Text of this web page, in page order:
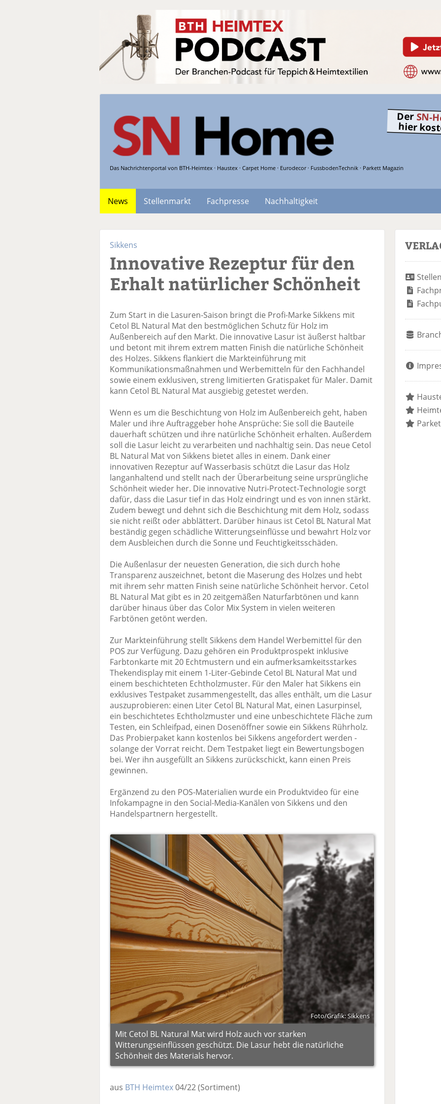
Das Nachrichtenportal von BTH-Heimtex · Haustex · Carpet Home · Eurodecor · FussbodenTechnik · Parkett Magazin
Der SN-
hier
News Stellenmarkt Fachpresse
Nachhaltigkeit
Sikkens
Innovative Rezeptur für den
Erhalt natürlicher Schönheit
Zum Start in die Lasuren-Saison bringt die Profi-Marke Sikkens mit
Cetol BL Natural Mat den bestmöglichen Schutz für Holz im
Außenbereich auf den Markt. Die innovative Lasur ist äußerst haltbar
und betont mit ihrem extrem matten Finish die natürliche Schönheit
des Holzes. Sikkens flankiert die Markteinführung mit
Kommunikationsmaßnahmen und Werbemitteln für den Fachhandel
sowie einem exklusiven, streng limitierten Gratispaket für Maler. Damit
kann Cetol BL Natural Mat ausgiebig getestet werden.
Wenn es um die Beschichtung von Holz im Außenbereich geht, haben
Maler und ihre Auftraggeber hohe Ansprüche: Sie soll die Bauteile
dauerhaft schützen und ihre natürliche Schönheit erhalten. Außerdem
soll die Lasur leicht zu verarbeiten und nachhaltig sein. Das neue Cetol
BL Natural Mat von Sikkens bietet alles in einem. Dank einer
innovativen Rezeptur auf Wasserbasis schützt die Lasur das Holz
langanhaltend und stellt nach der Überarbeitung seine ursprüngliche
Schönheit wieder her. Die innovative Nutri-Protect-Technologie sorgt
dafür, dass die Lasur tief in das Holz eindringt und es von innen stärkt.
Zudem bewegt und dehnt sich die Beschichtung mit dem Holz, sodass
sie nicht reißt oder abblättert. Darüber hinaus ist Cetol BL Natural Mat
beständig gegen schädliche Witterungseinflüsse und bewahrt Holz vor
dem Ausbleichen durch die Sonne und Feuchtigkeitsschäden.
Die Außenlasur der neuesten Generation, die sich durch hohe
Transparenz auszeichnet, betont die Maserung des Holzes und hebt
mit ihrem sehr matten Finish seine natürliche Schönheit hervor. Cetol
BL Natural Mat gibt es in 20 zeitgemäßen Naturfarbtönen und kann
darüber hinaus über das Color Mix System in vielen weiteren
Farbtönen getönt werden.
Zur Markteinführung stellt Sikkens dem Handel Werbemittel für den
POS zur Verfügung. Dazu gehören ein Produktprospekt inklusive
Farbtonkarte mit 20 Echtmustern und ein aufmerksamkeitsstarkes
Thekendisplay mit einem 1-Liter-Gebinde Cetol BL Natural Mat und
einem beschichteten Echtholzmuster. Für den Maler hat Sikkens ein
exklusives Testpaket zusammengestellt, das alles enthält, um die Lasur
auszuprobieren: einen Liter Cetol BL Natural Mat, einen Lasurpinsel,
ein beschichtetes Echtholzmuster und eine unbeschichtete Fläche zum
Testen, ein Schleifpad, einen Dosenöffner sowie ein Sikkens Rührholz.
Das Probierpaket kann kostenlos bei Sikkens angefordert werden -
solange der Vorrat reicht. Dem Testpaket liegt ein Bewertungsbogen
bei. Wer ihn ausgefüllt an Sikkens zurückschickt, kann einen Preis
gewinnen.
Ergänzend zu den POS-Materialien wurde ein Produktvideo für eine
Infokampagne in den Social-Media-Kanälen von Sikkens und den
Handelspartnern hergestellt.
Foto/Grafik: Sikkens
Mit Cetol BL Natural Mat wird Holz auch vor starken
Witterungseinflüssen geschützt. Die Lasur hebt die natürliche
Schönheit des Materials hervor.
aus BTH Heimtex04/22(Sortiment)